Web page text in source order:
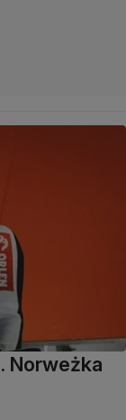
Norweżka